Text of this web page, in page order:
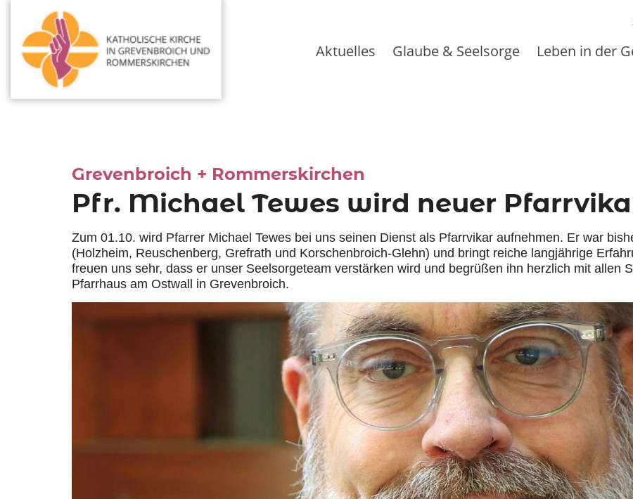
Aktuelles Glaube & Seelsorge Leben in der
Grevenbroich + Rommerskirchen
Pfr. Michael Tewes wird neuer
Zum 01.10. wird Pfarrer Michael Tewes bei uns seinen Dienst als Pfarrvikar aufnehmen. Er war
(Holzheim, Reuschenberg, Grefrath und Korschenbroich-Glehn) und bringt reiche langjährige
freuen uns sehr, dass er unser Seelsorgeteam verstärken wird und begrüßen ihn herzlich mit allen
Pfarrhaus am Ostwall in Grevenbroich.